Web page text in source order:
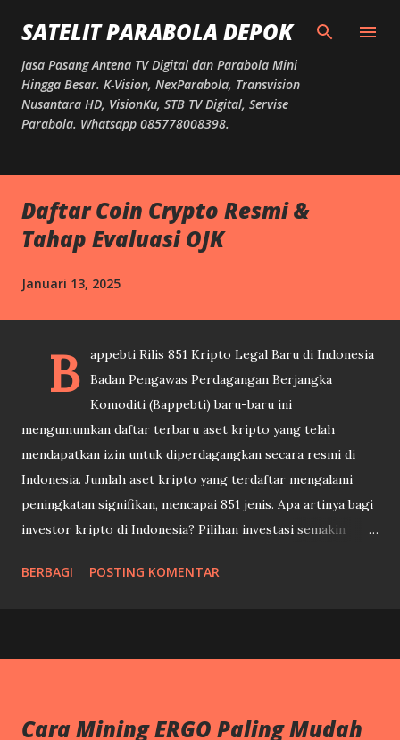
Langsung ke konten utama
SATELIT PARABOLA DEPOK
Jasa Pasang Antena TV Digital dan Parabola Mini
Hingga Besar. K-Vision, NexParabola, Transvision
Nusantara HD, VisionKu, STB TV Digital, Servise
Parabola. Whatsapp 085778008398.
Daftar Coin Crypto Resmi &
Tahap Evaluasi OJK
Januari 13, 2025
B
appebti Rilis 851 Kripto Legal Baru di Indonesia
Badan Pengawas Perdagangan Berjangka
Komoditi (Bappebti) baru-baru ini
mengumumkan daftar terbaru aset kripto yang telah
mendapatkan izin untuk diperdagangkan secara resmi di
Indonesia. Jumlah aset kripto yang terdaftar mengalami
peningkatan signifikan, mencapai 851 jenis. Apa artinya bagi
investor kripto di Indonesia? Pilihan investasi semakin
legal, investor kini memiliki lebih banyak pilihan untuk
diharapkan dapat melindungi konsumen dari penipuan dan
BERBAGI POSTING KOMENTAR
Cara Mining ERGO Paling Mudah